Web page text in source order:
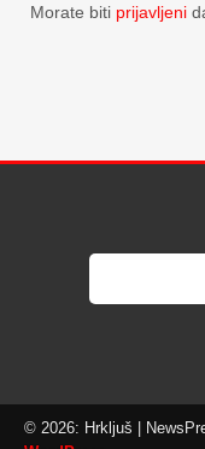
Morate biti prijavljeni
© 2026: Hrkljuš |